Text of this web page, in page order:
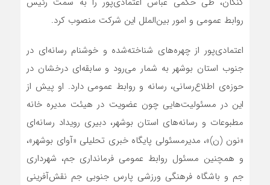
روابط عمومی و امور بین‌الملل این شرکت منصوب کرد.
اعتمادی‌پور از چهره‌های شناخته‌شده و خوشنام رسانه‌ای در
جنوب استان بوشهر به شمار می‌رود و سابقه‌ای درخشان در
حوزه‌ی اطلاع‌رسانی، رسانه و روابط عمومی دارد. او پیش از
این در مسئولیت‌هایی چون عضویت در هیئت مدیره خانه
مطبوعات و رسانه‌های استان بوشهر، دبیری رویداد رسانه‌ای
«نون (ن)»، مدیرمسئولی پایگاه خبری تحلیلی «آوای بوشهر»،
و همچنین مسئول روابط عمومی فرمانداری جم، شهرداری
جم و باشگاه فرهنگی ورزشی پارس جنوبی جم نقش‌آفرینی